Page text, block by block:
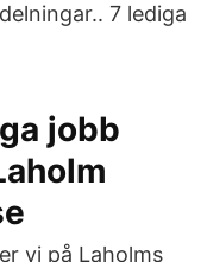
7 lediga
jobb
vi på Laholms